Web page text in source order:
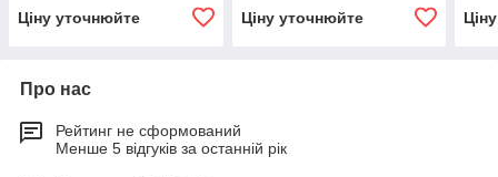
Ціну уточнюйте Ціну уточнюйте
Про нас
Рейтинг не сформований
Менше 5 відгуків за останній рік